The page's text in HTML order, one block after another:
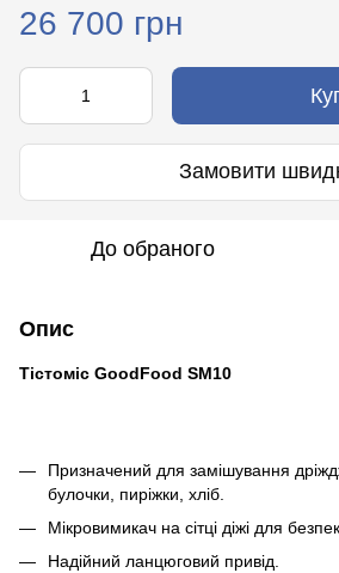
26 700 грн
Замовити
До обраного
Опис
Тістоміс GoodFood SM10
Призначений для замішування
булочки, пиріжки, хліб.
Мікровимикач на сітці діжі для
Надійний ланцюговий привід.